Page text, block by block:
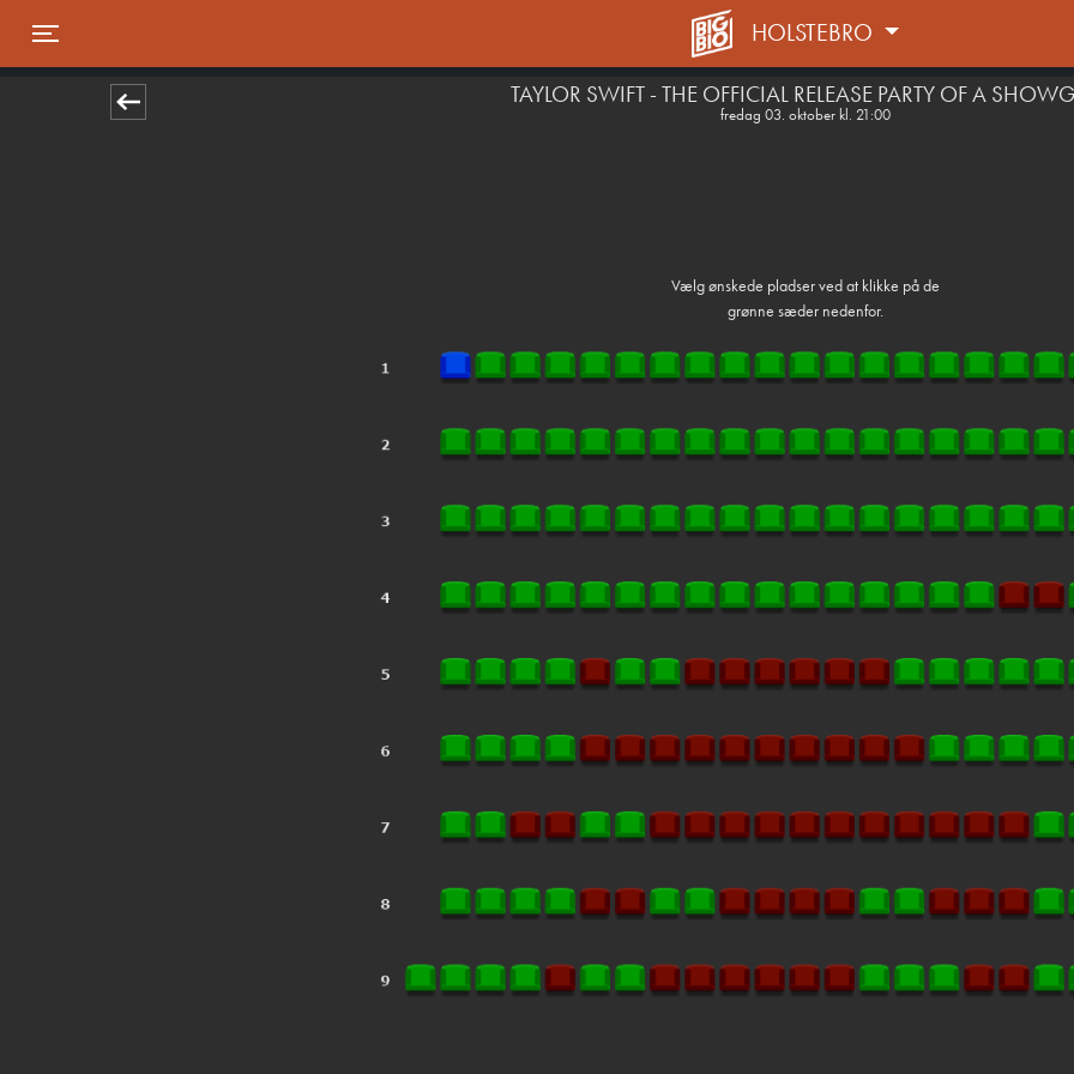
HOLSTEBRO
TAYLOR SWIFT - THE OFFICIAL RELEASE PARTY OF A
fredag 03. oktober kl. 21:00
Vælg ønskede pladser ved at klikke på de
grønne sæder nedenfor.
front05-temp 015226